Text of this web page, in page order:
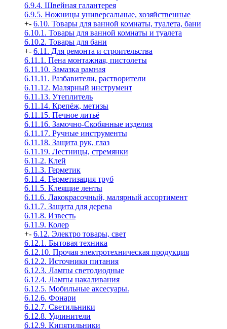
6.9.4. Швейная галантерея
6.9.5. Ножницы универсальные, хозяйственные
+- 6.10. Товары для ванной комнаты, туалета, бани
6.10.1. Товары для ванной комнаты и туалета
6.10.2. Товары для бани
+- 6.11. Для ремонта и строительства
6.11.1. Пена монтажная, пистолеты
6.11.10. Замазка рамная
6.11.11. Разбавители, растворители
6.11.12. Малярный инструмент
6.11.13. Утеплитель
6.11.14. Крепёж, метизы
6.11.15. Печное литьё
6.11.16. Замочно-Скобянные изделия
6.11.17. Ручные инструменты
6.11.18. Защита рук, глаз
6.11.19. Лестницы, стремянки
6.11.2. Клей
6.11.3. Герметик
6.11.4. Герметизация труб
6.11.5. Клеящие ленты
6.11.6. Лакокрасочный, малярный ассортимент
6.11.7. Защита для дерева
6.11.8. Известь
6.11.9. Колер
+- 6.12. Электро товары, свет
6.12.1. Бытовая техника
6.12.10. Прочая электротехническая продукция
6.12.2. Источники питания
6.12.3. Лампы светодиодные
6.12.4. Лампы накаливания
6.12.5. Мобильные аксесуары.
6.12.6. Фонари
6.12.7. Светильники
6.12.8. Удлинители
6.12.9. Кипятильники